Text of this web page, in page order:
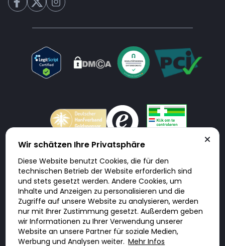
Doktorabc.com ist eine Vermittlungsplattform. Doktorabc ist ausdrücklich
keine Internetapotheke. Doktorabc bietet keine Medikamente oder
sonstige Produkte an oder liefert diese. Jegliche Informationen zu
Produkten, Medikamenten und Preisen auf der Internetseite beinhalten
kein Angebot von Doktorabc an Sie. Für die Einhaltung der in Ihrem Land
geltenden Gesetze und sonstigen Rechtsvorschriften sind Sie als Nutzer
selbst verantwortlich. Die Nutzung unseres Services auf Doktorabc durch
Sie erfolgt auf eigenes Risiko und in eigener Verantwortung. Sie erklären,
diese Internetseite aus eigener Initiative zu besuchen und zu nutzen.
Wir schätzen Ihre Privatsphäre
Diese Website benutzt Cookies, die für den
technischen Betrieb der Website erforderlich sind
und stets gesetzt werden. Andere Cookies, um
Inhalte und Anzeigen zu personalisieren und die
Zugriffe auf unsere Website zu analysieren, werden
nur mit Ihrer Zustimmung gesetzt. Außerdem geben
wir Informationen zu Ihrer Verwendung unserer
Website an unsere Partner für soziale Medien,
Werbung und Analysen weiter. Mehr Infos